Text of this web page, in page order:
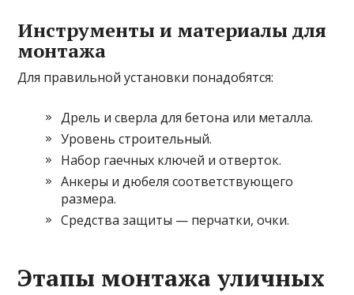
Инструменты и материалы для
монтажа
Для правильной установки понадобятся:
Дрель и сверла для бетона или металла.
Уровень строительный.
Набор гаечных ключей и отверток.
Анкеры и дюбеля соответствующего
размера.
Средства защиты — перчатки, очки.
Этапы монтажа уличных